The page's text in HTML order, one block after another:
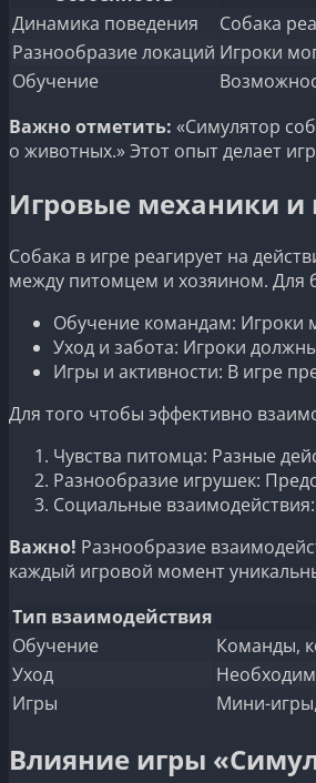
Динамика поведения
Собака
Разнообразие локаций Игроки
Обучение
Важно отметить: «Симулятор
о животных.» Этот опыт делает
Игровые механики и
Собака в игре реагирует на
между питомцем и хозяином. Для
Обучение командам: Игроки
Уход и забота: Игроки
Игры и активности: В игре
Для того чтобы эффективно
Чувства питомца: Разные
Разнообразие игрушек:
Социальные
Важно! Разнообразие
каждый игровой момент
Тип взаимодействия
Обучение
Команды,
Уход
Игры
Мини-
Влияние игры